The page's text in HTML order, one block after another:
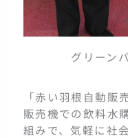
グリーン
「赤い羽根自動販
販売機での飲料水
組みで、気軽に社